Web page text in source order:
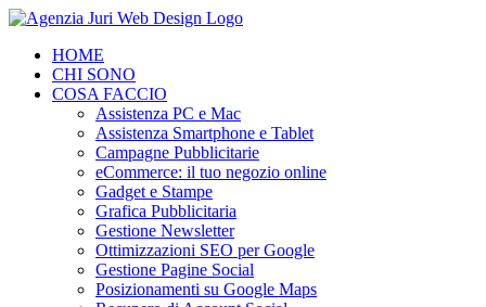
Salta
contenutoHOME
CHI SONO
COSA FACCIO
Assistenza PC e Mac
Assistenza Smartphone e Tablet
Campagne Pubblicitarie
eCommerce: il tuo negozio online
Gadget e Stampe
Grafica Pubblicitaria
Gestione Newsletter
Ottimizzazioni SEO per Google
Gestione Pagine Social
Posizionamenti su Google Maps